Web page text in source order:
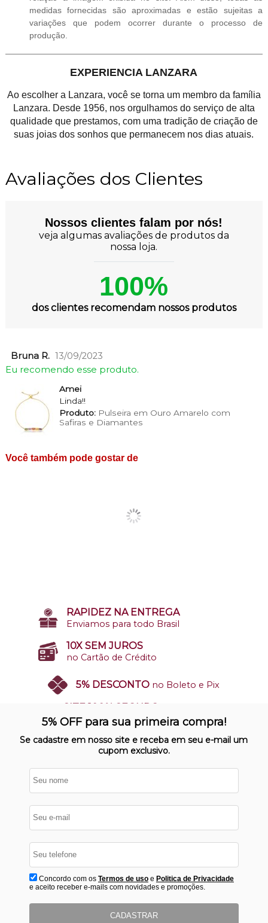
medidas fornecidas são aproximadas e estão sujeitas a
variações que podem ocorrer durante o processo de
produção.
EXPERIENCIA LANZARA
Ao escolher a Lanzara, você se torna um membro da família
Lanzara. Desde 1956, nos orgulhamos do serviço de alta
qualidade que prestamos, com uma tradição de criação de
suas joias dos sonhos que permanecem nos dias atuais.
Avaliações dos Clientes
Nossos clientes falam por nós!
veja algumas avaliações de produtos da
nossa loja.
100%
dos clientes recomendam nossos produtos
Bruna R. 13/09/2023
Eu recomendo esse produto.
Amei
Linda!!
Produto:Pulseira em Ouro Amarelo com
Safiras e Diamantes
Você também pode gostar de
RAPIDEZ NA ENTREGA
Enviamos para todo Brasil
10X SEM JUROS
no Cartão de Crédito
5% DESCONTO no Boleto e Pix
SITE 100% SEGURO
Nosso site opera em ambiente
protegido
5% OFF para sua primeira compra!
Se cadastre em nosso site e receba em seu e-mail um
cupom exclusivo.
Concordo com os Termos de usoe Politica de Privacidade
e aceito receber e-mails com novidades e promoções.
CADASTRAR